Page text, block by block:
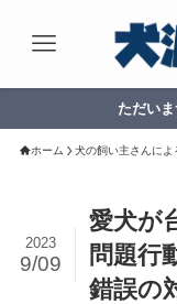
ただいま
ホーム 犬の飼い主さんによ
愛犬が
問題行
錯誤の
2023
9/09